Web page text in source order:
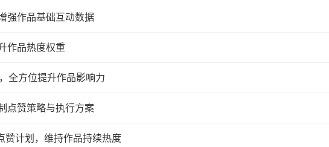
强作品基础互动数据
作品热度权重
全方位提升作品影响力
点赞策略与执行方案
赞计划，维持作品持续热度